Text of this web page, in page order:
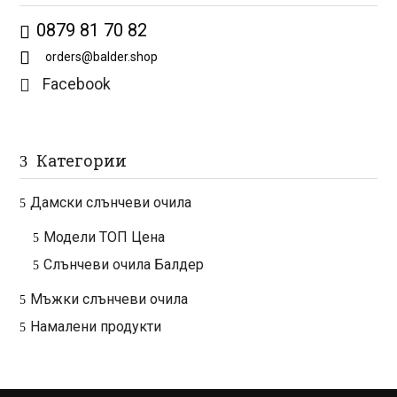
0879 81 70 82
orders@balder.shop
 Facebook
Категории
Дамски слънчеви очила
Модели ТОП Цена
Слънчеви очила Балдер
Мъжки слънчеви очила
Намалени продукти